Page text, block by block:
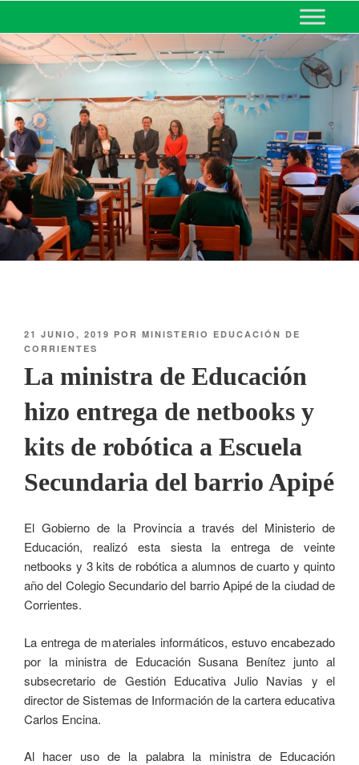
MINISTERIO DE EDUCACIÓN
DE CORRIENTES
21 JUNIO, 2019 POR MINISTERIO EDUCACIÓN DE
CORRIENTES
La ministra de Educación
hizo entrega de netbooks y
kits de robótica a Escuela
Secundaria del barrio Apipé
El Gobierno de la Provincia a través del Ministerio de
Educación, realizó esta siesta la entrega de veinte
netbooks y 3 kits de robótica a alumnos de cuarto y quinto
año del Colegio Secundario del barrio Apipé de la ciudad de
Corrientes.
La entrega de materiales informáticos, estuvo encabezado
por la ministra de Educación Susana Benítez junto al
subsecretario de Gestión Educativa Julio Navias y el
director de Sistemas de Información de la cartera educativa
Carlos Encina.
Al hacer uso de la palabra la ministra de Educación